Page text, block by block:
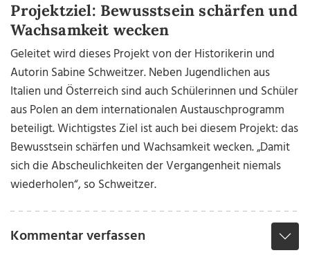
Projektziel: Bewusstsein schärfen und
Wachsamkeit wecken
Geleitet wird dieses Projekt von der Historikerin und
Autorin Sabine Schweitzer. Neben Jugendlichen aus
Italien und Österreich sind auch Schülerinnen und Schüler
aus Polen an dem internationalen Austauschprogramm
beteiligt. Wichtigstes Ziel ist auch bei diesem Projekt: das
Bewusstsein schärfen und Wachsamkeit wecken. „Damit
sich die Abscheulichkeiten der Vergangenheit niemals
wiederholen“, so Schweitzer.
Kommentar verfassen